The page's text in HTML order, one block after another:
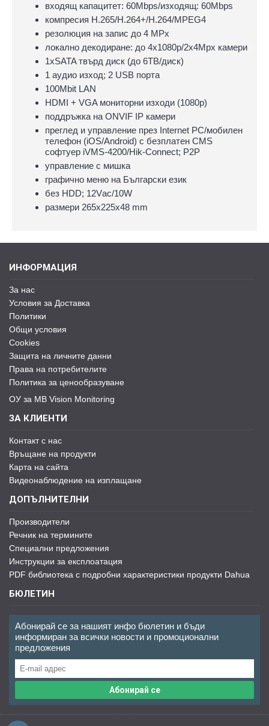
входящ капацитет: 60Mbps/изходящ: 60Mbps
компресия H.265/H.264+/H.264/MPEG4
резолюция на запис до 4 MPx
локално декодиране: до 4x1080p/2x4Mpx камери
1хSATA твърд диск (до 6ТВ/диск)
1 аудио изход; 2 USB порта
100Mbit LAN
HDMI + VGA мониторни изходи (1080р)
поддръжка на ONVIF IP камери
преглед и управление през Internet PC/мобилен
телефон (iOS/Android) с безплатен CMS
софтуер iVMS-4200/Hik-Connect; P2P
управлeние с мишка
графично меню на Български език
без HDD; 12Vаc/10W
размери 265х225х48 mm
ИНФОРМАЦИЯ
За нас
Условия за Доставка
Политики
Общи условия
Cookies
Защита на личните данни
Права на потребителите
Политика за ценообразуване
ОУ за MB Vision Monitoring
ЗА КЛИЕНТИ
Контакт с нас
Връщане на продукти
Карта на сайта
Видеонаблюдение на изплащане
ДОПЪЛНИТЕЛНИ
Производители
Речник на термините
Специални предложения
Инструкции за експлоатация
PDF библиотека с подробни характеристики продукти Dahua
БЮЛЕТИН
Абонирай се за нашият инфо бюлетин и бъди
информиран за всички новости и промоционални
предложения
Абонирай се